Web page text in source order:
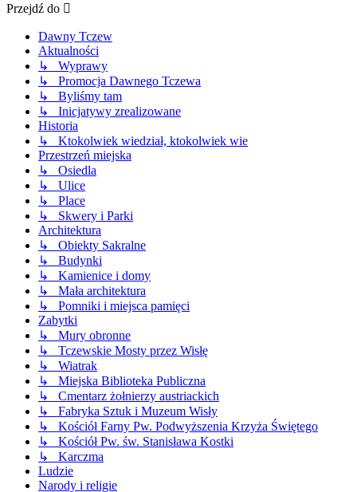
Przejdź do
Dawny Tczew
Aktualności
↳ Wyprawy
↳ Promocja Dawnego Tczewa
↳ Byliśmy tam
↳ Inicjatywy zrealizowane
Historia
↳ Ktokolwiek wiedział, ktokolwiek wie
Przestrzeń miejska
↳ Osiedla
↳ Ulice
↳ Place
↳ Skwery i Parki
Architektura
↳ Obiekty Sakralne
↳ Budynki
↳ Kamienice i domy
↳ Mała architektura
↳ Pomniki i miejsca pamięci
Zabytki
↳ Mury obronne
↳ Tczewskie Mosty przez Wisłę
↳ Wiatrak
↳ Miejska Biblioteka Publiczna
↳ Cmentarz żołnierzy austriackich
↳ Fabryka Sztuk i Muzeum Wisły
↳ Kościół Farny Pw. Podwyższenia Krzyża Świętego
↳ Kościół Pw. św. Stanisława Kostki
↳ Karczma
Ludzie
Narody i religie